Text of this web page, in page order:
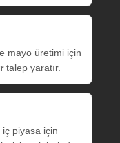
mayo üretimi için
talep yaratır.
piyasa için